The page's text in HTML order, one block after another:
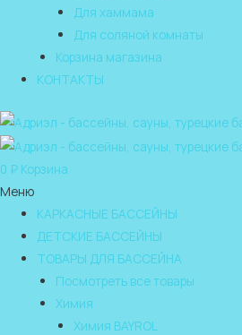
Для хаммама
Для соляной комнаты
Корзина магазина
КОНТАКТЫ
0 ₽ Корзина
Меню
КАРКАСНЫЕ БАССЕЙНЫ
ДЕТСКИЕ БАССЕЙНЫ
ТОВАРЫ ДЛЯ БАССЕЙНА
Посмотреть все товары
Химия
Химия BAYROL